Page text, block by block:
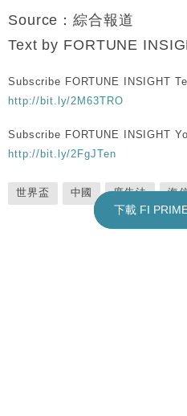
Source：綜合報道
Text by FORTUNE
Subscribe FORTUNE INSIGHT
http://bit.ly/2M63TRO
Subscribe FORTUNE INSIGHT
http://bit.ly/2FgJTen
世界盃 中國 廣告法 海
下載 FI
下載 FI